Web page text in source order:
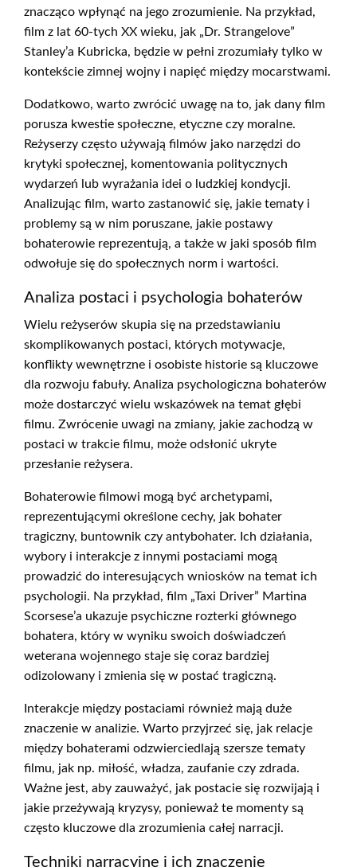
znacząco wpłynąć na jego zrozumienie. Na przykład,
film z lat 60-tych XX wieku, jak „Dr. Strangelove”
Stanley’a Kubricka, będzie w pełni zrozumiały tylko w
kontekście zimnej wojny i napięć między mocarstwami.
Dodatkowo, warto zwrócić uwagę na to, jak dany film
porusza kwestie społeczne, etyczne czy moralne.
Reżyserzy często używają filmów jako narzędzi do
krytyki społecznej, komentowania politycznych
wydarzeń lub wyrażania idei o ludzkiej kondycji.
Analizując film, warto zastanowić się, jakie tematy i
problemy są w nim poruszane, jakie postawy
bohaterowie reprezentują, a także w jaki sposób film
odwołuje się do społecznych norm i wartości.
Analiza postaci i psychologia bohaterów
Wielu reżyserów skupia się na przedstawianiu
skomplikowanych postaci, których motywacje,
konflikty wewnętrzne i osobiste historie są kluczowe
dla rozwoju fabuły. Analiza psychologiczna bohaterów
może dostarczyć wielu wskazówek na temat głębi
filmu. Zwrócenie uwagi na zmiany, jakie zachodzą w
postaci w trakcie filmu, może odsłonić ukryte
przesłanie reżysera.
Bohaterowie filmowi mogą być archetypami,
reprezentującymi określone cechy, jak bohater
tragiczny, buntownik czy antybohater. Ich działania,
wybory i interakcje z innymi postaciami mogą
prowadzić do interesujących wniosków na temat ich
psychologii. Na przykład, film „Taxi Driver” Martina
Scorsese’a ukazuje psychiczne rozterki głównego
bohatera, który w wyniku swoich doświadczeń
weterana wojennego staje się coraz bardziej
odizolowany i zmienia się w postać tragiczną.
Interakcje między postaciami również mają duże
znaczenie w analizie. Warto przyjrzeć się, jak relacje
między bohaterami odzwierciedlają szersze tematy
filmu, jak np. miłość, władza, zaufanie czy zdrada.
Ważne jest, aby zauważyć, jak postacie się rozwijają i
jakie przeżywają kryzysy, ponieważ te momenty są
często kluczowe dla zrozumienia całej narracji.
Techniki narracyjne i ich znaczenie